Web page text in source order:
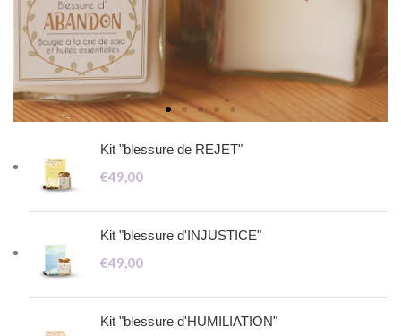
Kit "blessure de REJET"
€49,00
Kit "blessure d'INJUSTICE"
€49,00
Kit "blessure d'HUMILIATION"